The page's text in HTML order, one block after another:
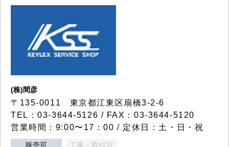
(株)間彦
〒135-0011 東京都江東区扇橋3-2-6
TEL：03-3644-5126 / FAX：03-3644-5120
営業時間：9:00〜17：00 / 定休日：土・日・祝
販売可 工事・取付可